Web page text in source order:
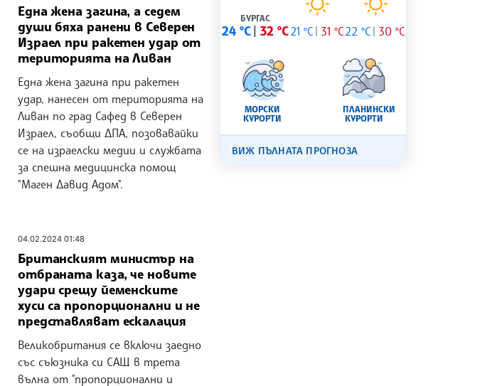
Една жена загина, а седем
души бяха ранени в Северен
Израел при ракетен удар от
територията на Ливан
Една жена загина при ракетен
удар, нанесен от територията на
Ливан по град Сафед в Северен
Израел, съобщи ДПА, позовавайки
се на израелски медии и службата
за спешна медицинска помощ
"Маген Давид Адом".
04.02.2024 01:48
Британският министър на
отбраната каза, че новите
удари срещу йеменските
хуси са пропорционални и не
представляват ескалация
Великобритания се включи заедно
със съюзника си САЩ в трета
вълна от "пропорционални и
БУРГАС
24 °C 32 °C21 °C 31 °C22 °C 30 °C
МОРСКИ
КУРОРТИ
ПЛАНИНСКИ
КУРОРТИ
ВИЖ ПЪЛНАТА ПРОГНОЗА